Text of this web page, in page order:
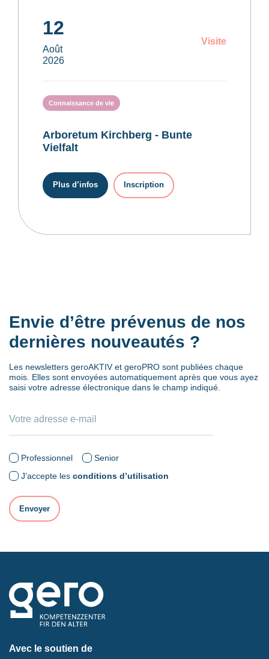
12
Août
2026
Visite
Connaissance de vie
Arboretum Kirchberg - Bunte
Vielfalt
Plus d’infos Inscription
Envie d’être prévenus de nos
dernières nouveautés ?
Les newsletters geroAKTIV et geroPRO sont publiées chaque
mois. Elles sont envoyées automatiquement après que vous ayez
saisi votre adresse électronique dans le champ indiqué.
Professionnel
Senior
J’accepte les conditions d’utilisation
Avec le soutien de